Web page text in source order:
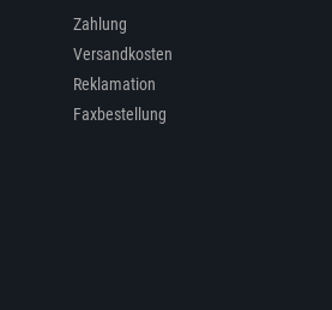
Zahlung
Versandkosten
Reklamation
Faxbestellung